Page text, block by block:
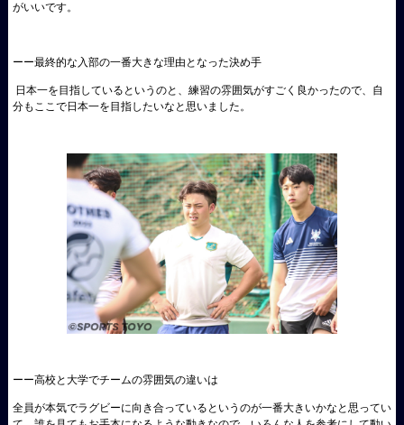
がいいです。
ーー最終的な入部の一番大きな理由となった決め手
日本一を目指しているというのと、練習の雰囲気がすごく良かったので、自
分もここで日本一を目指したいなと思いました。
ーー高校と大学でチームの雰囲気の違いは
全員が本気でラグビーに向き合っているというのが一番大きいかなと思ってい